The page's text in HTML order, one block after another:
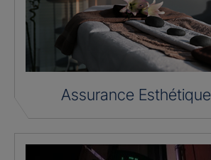
Assurance Esthétique